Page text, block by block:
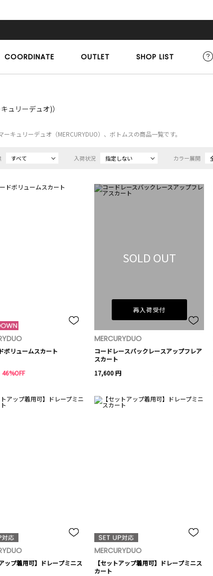
COORDINATE OUTLET SHOP LIST
ュリーデュオ)）
ーキュリーデュオ（MERCURYDUO）、ボトムスの商品一覧です。
すべて 入荷状況 指定しない カラー展開
ボリュームスカート
46%OFF
SOLD OUT
再入荷受付
MERCURYDUO
コードレースバックレースアップフレア
スカート
17,600 円
ップ着用可】ドレープミニス
MERCURYDUO
【セットアップ着用可】ドレープミニス
カート